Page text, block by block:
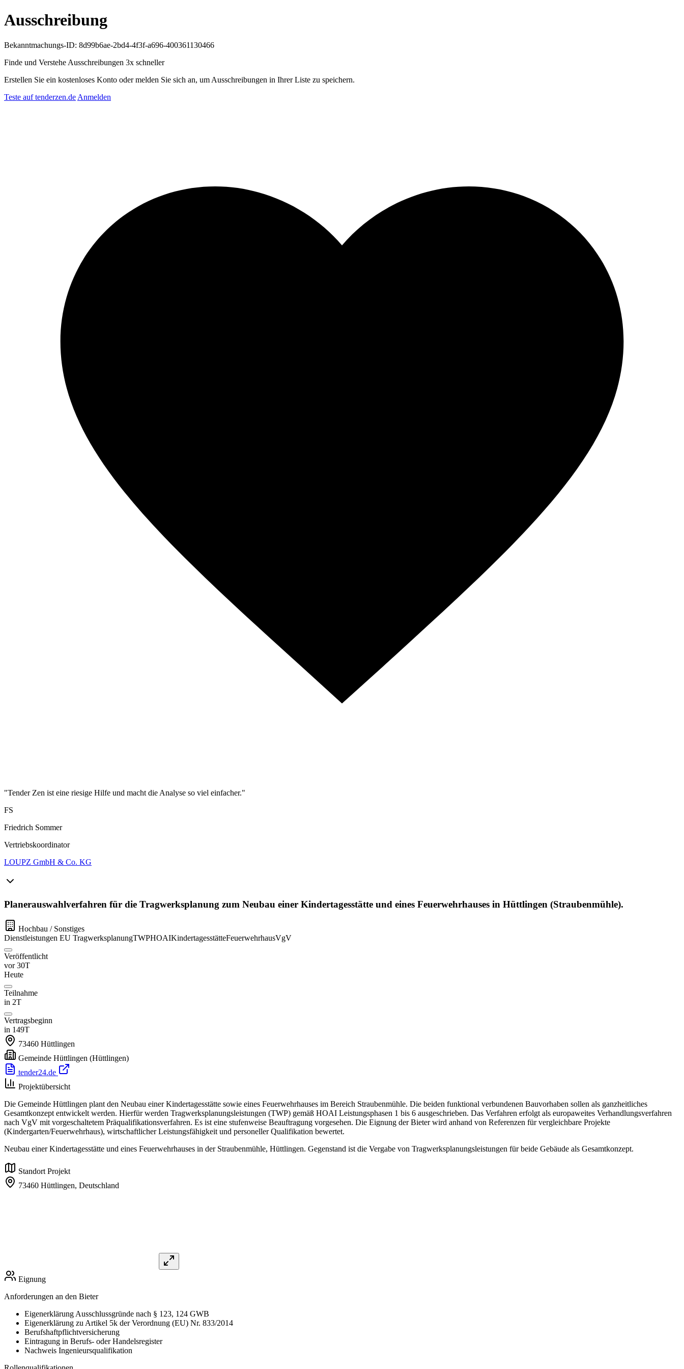
Ausschreibung
Bekanntmachungs-ID: 8d99b6ae-2bd4-4f3f-a696-400361130466
Finde und Verstehe Ausschreibungen 3x schneller
Erstellen Sie ein kostenloses Konto oder melden Sie sich an, um Ausschreibungen in Ihrer Liste zu speichern.
Teste auf tenderzen.de Anmelden
"Tender Zen ist eine riesige Hilfe und macht die Analyse so viel einfacher."
FS
Friedrich Sommer
Vertriebskoordinator
LOUPZ GmbH & Co. KG
Planerauswahlverfahren für die Tragwerksplanung zum Neubau einer Kindertagesstätte und eines Feuerwehrhauses in Hüttlingen (Straubenmühle).
Hochbau / Sonstiges
Dienstleistungen EU TragwerksplanungTWPHOAIKindertagesstätteFeuerwehrhausVgV
Veröffentlicht
vor 30T
Heute
Teilnahme
in 2T
Vertragsbeginn
in 149T
73460 Hüttlingen
Gemeinde Hüttlingen (Hüttlingen)
tender24.de
Projektübersicht
Die Gemeinde Hüttlingen plant den Neubau einer Kindertagesstätte sowie eines Feuerwehrhauses im Bereich Straubenmühle. Die beiden funktional verbundenen Bauvorhaben sollen als ganzheitliches
Gesamtkonzept entwickelt werden. Hierfür werden Tragwerksplanungsleistungen (TWP) gemäß HOAI Leistungsphasen 1 bis 6 ausgeschrieben. Das Verfahren erfolgt als europaweites Verhandlungsverfahren
nach VgV mit vorgeschaltetem Präqualifikationsverfahren. Es ist eine stufenweise Beauftragung vorgesehen. Die Eignung der Bieter wird anhand von Referenzen für vergleichbare Projekte
(Kindergarten/Feuerwehrhaus), wirtschaftlicher Leistungsfähigkeit und personeller Qualifikation bewertet.
Neubau einer Kindertagesstätte und eines Feuerwehrhauses in der Straubenmühle, Hüttlingen. Gegenstand ist die Vergabe von Tragwerksplanungsleistungen für beide Gebäude als Gesamtkonzept.
Standort Projekt
73460 Hüttlingen, Deutschland
Eignung
Anforderungen an den Bieter
Eigenerklärung Ausschlussgründe nach § 123, 124 GWB
Eigenerklärung zu Artikel 5k der Verordnung (EU) Nr. 833/2014
Berufshaftpflichtversicherung
Eintragung in Berufs- oder Handelsregister
Nachweis Ingenieursqualifikation